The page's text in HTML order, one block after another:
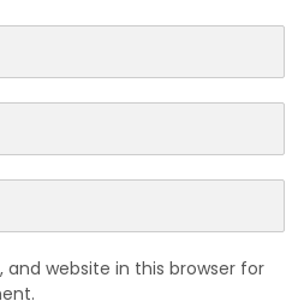
and website in this browser for